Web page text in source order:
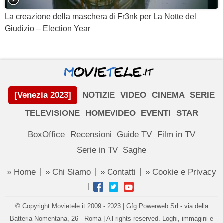
La creazione della maschera di Fr3nk per La Notte del
Giudizio – Election Year
[Venezia 2023] NOTIZIE VIDEO CINEMA SERIE
TELEVISIONE
HOMEVIDEO EVENTI STAR
BoxOffice Recensioni Guide TV
Film in TV
Serie in TV Saghe
» Home » Chi Siamo » Contatti » Cookie e Privacy
© Copyright Movietele.it 2009 - 2023 | Gfg Powerweb Srl - via della
Batteria Nomentana, 26 - Roma | All rights reserved. Loghi, immagini e